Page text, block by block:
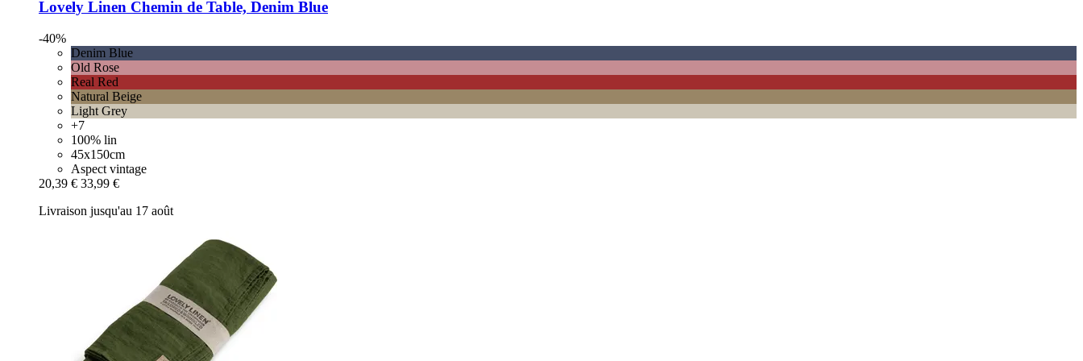
Lovely Linen Chemin de Table, Denim Blue
-40%
Denim Blue
Old Rose
Real Red
Natural Beige
Light Grey
+7
100% lin
45x150cm
Aspect vintage
20,39 € 33,99 €
Livraison jusqu'au 17 août